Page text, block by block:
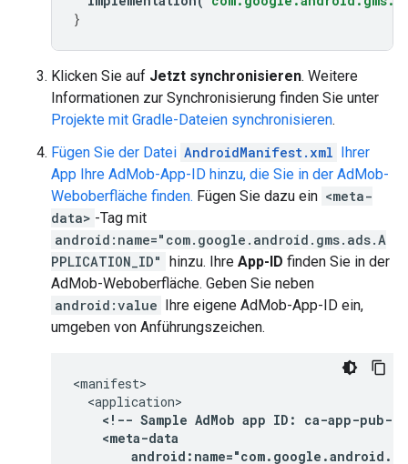
}
Klicken Sie auf Jetzt synchronisieren. Weitere
Informationen zur Synchronisierung finden Sie unter
Projekte mit Gradle-Dateien synchronisieren.
Fügen Sie der Datei AndroidManifest.xml Ihrer
App Ihre AdMob-App-ID hinzu, die Sie in der AdMob-
Weboberfläche finden. Fügen Sie dazu ein <meta-
data> -Tag mit
android:name="com.google.android.gms.ads.A
PPLICATION_ID" hinzu. Ihre App-ID finden Sie in der
AdMob-Weboberfläche. Geben Sie neben
android:value Ihre eigene AdMob-App-ID ein,
umgeben von Anführungszeichen.
<!-- Sample AdMob app ID:
ca-app-pub-